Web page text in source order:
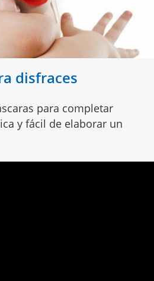
disfraces
para completar
y fácil de elaborar un